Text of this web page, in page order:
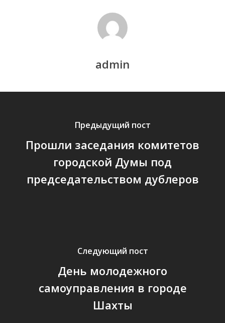
admin
Предыдущий пост
Прошли заседания комитетов
городской Думы под
председательством дублеров
Следующий пост
День молодежного
самоуправления в городе
Шахты